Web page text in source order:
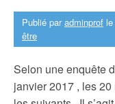
Publié paradminprof le
être
Selon une enquête
janvier 2017 , les